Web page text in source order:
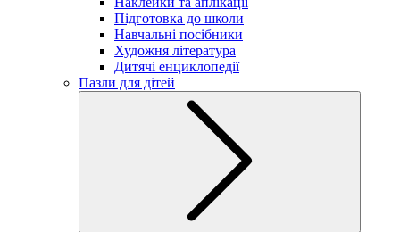
Підготовка до школи
Навчальні посібники
Художня література
Дитячі енциклопедії
Пазли для дітей